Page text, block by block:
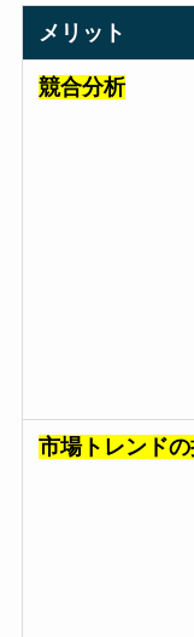
メリット
競合分析
市場トレンド